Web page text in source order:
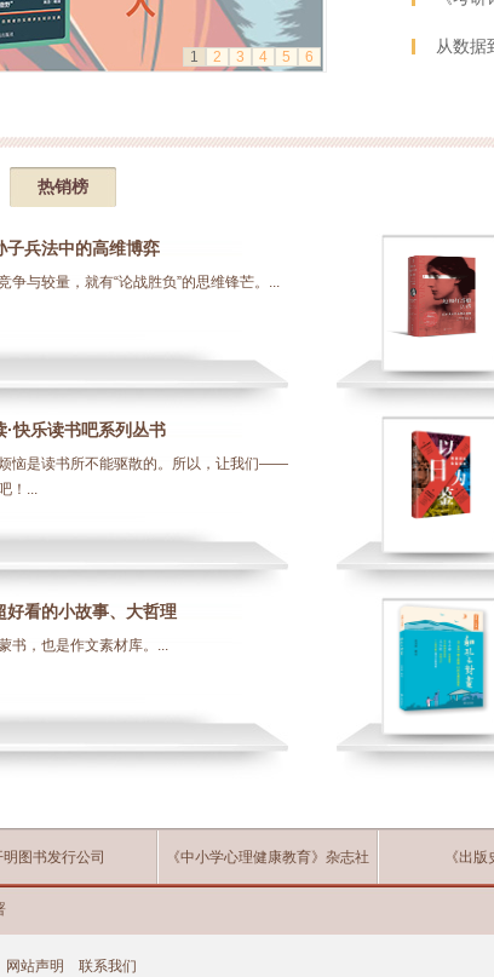
1 2 3 4 5 6
从数据
热销榜
子兵法中的高维博弈
争与较量，就有“论战胜负”的思维锋芒。...
·快乐读书吧系列丛书
恼是读书所不能驱散的。所以，让我们——
！...
好看的小故事、大哲理
书，也是作文素材库。...
明图书发行公司 《中小学心理健康教育》杂志社 《出版
网站声明 联系我们